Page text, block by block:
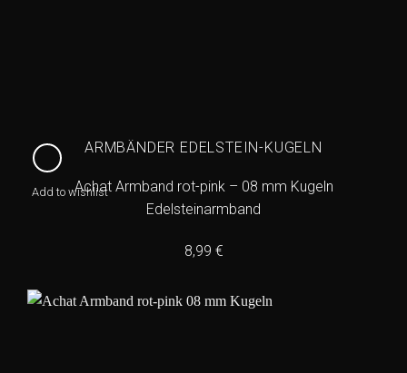
Add to wishlist
ARMBÄNDER EDELSTEIN-KUGELN
Achat Armband rot-pink – 08 mm Kugeln
Edelsteinarmband
8,99 €